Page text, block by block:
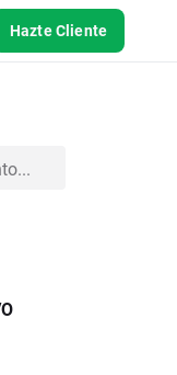
Hazte Cliente